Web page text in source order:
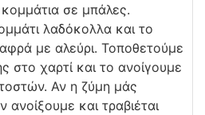
σε μπάλες.
λαδόκολλα και το
με αλεύρι. Τοποθετούμε
στο χαρτί και το ανοίγουμε
Αν η ζύμη μάς
ανοίξουμε και τραβιέται